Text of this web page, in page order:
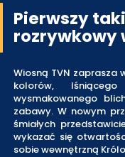
Pierwszy
rozrywkowy
Wiosną TVN zaprasza
kolorów,
wysmakowanego
zabawy. W nowym
śmiałych
wykazać się
sobie wewnętrzną